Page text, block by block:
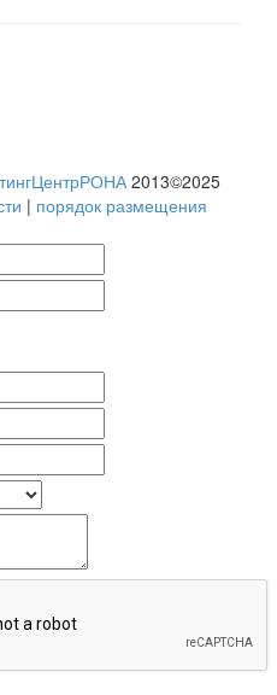
2013©2025
| порядок размещения